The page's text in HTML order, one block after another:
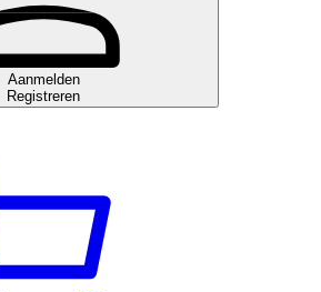
Aanmelden
Registreren